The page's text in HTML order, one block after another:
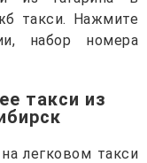
такси. Нажмите
набор номера
такси из
легковом такси